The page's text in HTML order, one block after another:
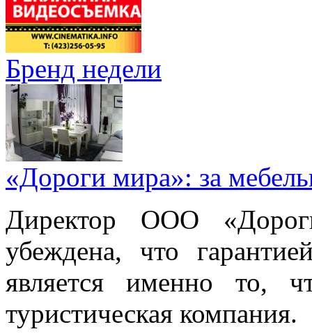
Бренд недели
«Дороги мира»: за
Директор ООО
убеждена, что
является именно то,
туристическая компания.